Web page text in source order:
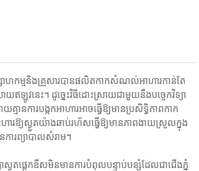
ស្សាហកម្មនិងគ្រួសារបានផលិតកាកសំណល់អាហារកាន់តែ
វនេះ។ ដូច្នេះវិធីដោះស្រាយជាមួយនឹងបច្ចេកវិទ្យា
ារបង្កកអាហារអាចធ្វើឱ្យមានប្រសិទ្ធិភាពកាក
យស្ងួតយ៉ាងឆាប់រហ័សធ្វើឱ្យមានភាពងាយស្រួលក្នុង
ការព្យាបាលសំរាម។
ងួតផ្តេកឌីសមិនមានការបំពុលបន្ទាប់បន្សំដែលជាជើងភ្នំ